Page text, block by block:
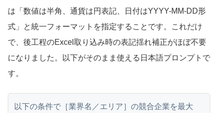
は「数値は半角、通貨は円表記、日付はYYYY-MM-DD形
式」と統一フォーマットを指定することです。これだけ
で、後工程のExcel取り込み時の表記揺れ補正がほぼ不要
になりました。以下がそのまま使える日本語プロンプトで
す。
以下の条件で［業界名／エリア］の競合企業を最大